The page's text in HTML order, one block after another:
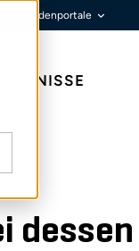
Kundenportale